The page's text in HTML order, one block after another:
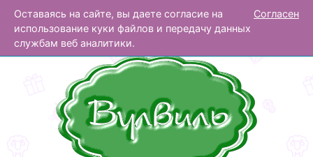
Оставаясь на сайте, вы даете согласие на
использование куки файлов и передачу данных
службам веб аналитики.
Согласен
Вулвиль